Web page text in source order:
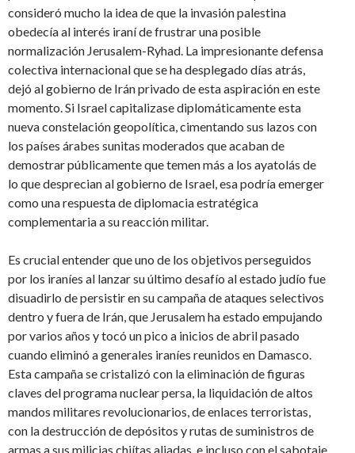
consideró mucho la idea de que la invasión palestina
obedecía al interés iraní de frustrar una posible
normalización Jerusalem-Ryhad. La impresionante defensa
colectiva internacional que se ha desplegado días atrás,
dejó al gobierno de Irán privado de esta aspiración en este
momento. Si Israel capitalizase diplomáticamente esta
nueva constelación geopolítica, cimentando sus lazos con
los países árabes sunitas moderados que acaban de
demostrar públicamente que temen más a los ayatolás de
lo que desprecian al gobierno de Israel, esa podría emerger
como una respuesta de diplomacia estratégica
complementaria a su reacción militar.
Es crucial entender que uno de los objetivos perseguidos
por los iraníes al lanzar su último desafío al estado judío fue
disuadirlo de persistir en su campaña de ataques selectivos
dentro y fuera de Irán, que Jerusalem ha estado empujando
por varios años y tocó un pico a inicios de abril pasado
cuando eliminó a generales iraníes reunidos en Damasco.
Esta campaña se cristalizó con la eliminación de figuras
claves del programa nuclear persa, la liquidación de altos
mandos militares revolucionarios, de enlaces terroristas,
con la destrucción de depósitos y rutas de suministros de
armas a sus milicias chiítas aliadas, e incluso con el sabotaje